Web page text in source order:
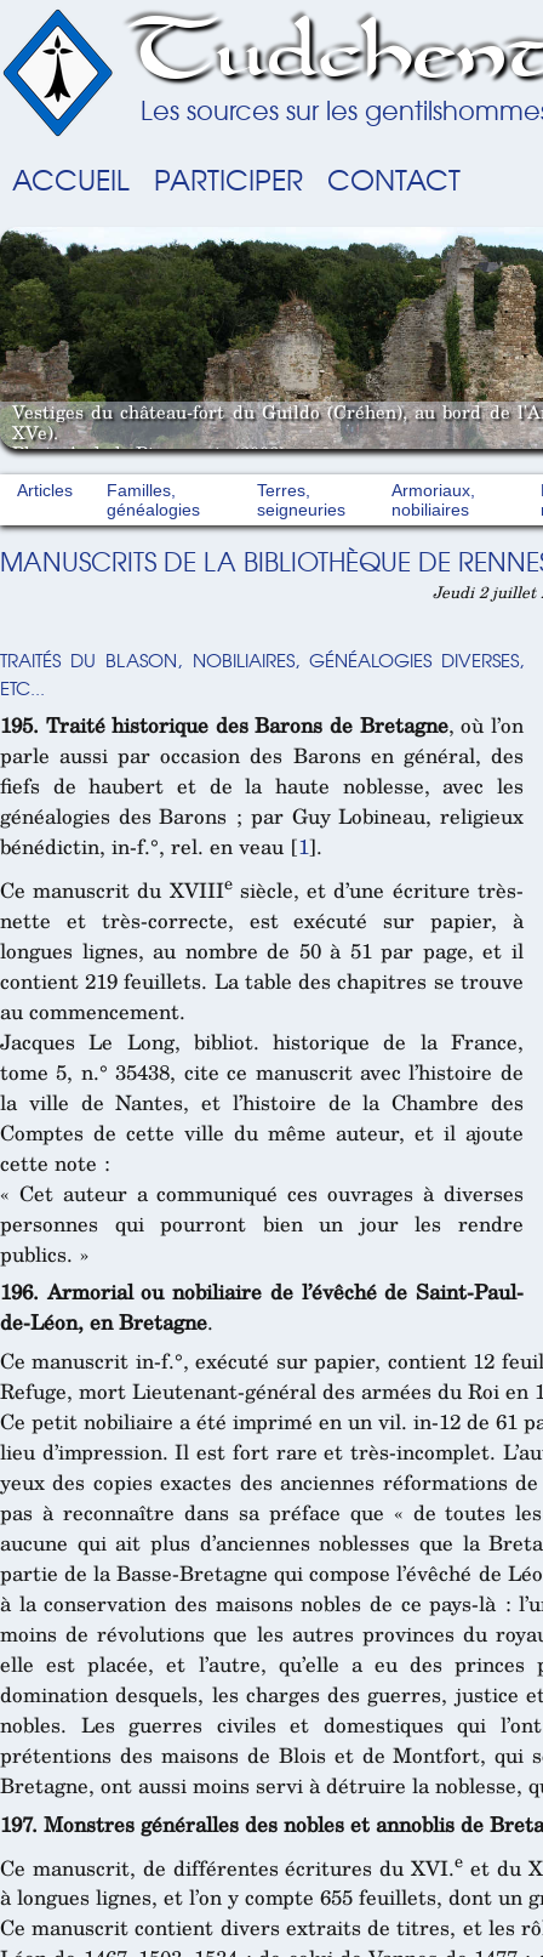
Les sources sur les
ACCUEIL PARTICIPER CONTACT
Vestiges du château-fort du Guildo (Créhen), au bord de
XVe).
Photo A. de la Pinsonnais (2008).
Articles
Familles,
généalogies
Terres,
seigneuries
Armoriaux,
nobiliaires
MANUSCRITS DE LA BIBLIOTHÈQUE DE
Jeudi 2 juillet
TRAITÉS DU BLASON, NOBILIAIRES, GÉNÉALOGIES DIVERSES,
ETC...
195. Traité historique des Barons de Bretagne, où l’on
parle aussi par occasion des Barons en général, des
fiefs de haubert et de la haute noblesse, avec les
généalogies des Barons ; par Guy Lobineau, religieux
bénédictin, in-f.°, rel. en veau [1].
Ce manuscrit du XVIIIesiècle, et d’une écriture très-
nette et très-correcte, est exécuté sur papier, à
longues lignes, au nombre de 50 à 51 par page, et il
contient 219 feuillets. La table des chapitres se trouve
au commencement.
Jacques Le Long, bibliot. historique de la France,
tome 5, n.° 35438, cite ce manuscrit avec l’histoire de
la ville de Nantes, et l’histoire de la Chambre des
Comptes de cette ville du même auteur, et il ajoute
cette note :
« Cet auteur a communiqué ces ouvrages à diverses
personnes qui pourront bien un jour les rendre
publics. »
196. Armorial ou nobiliaire de l’évêché de Saint-Paul-
de-Léon, en Bretagne.
Ce manuscrit in-f.°, exécuté sur papier, contient 12
Refuge, mort Lieutenant-général des armées du Roi en
Ce petit nobiliaire a été imprimé en un vil. in-12 de 61
lieu d’impression. Il est fort rare et très-incomplet.
yeux des copies exactes des anciennes réformations
pas à reconnaître dans sa préface que « de toutes
aucune qui ait plus d’anciennes noblesses que la
partie de la Basse-Bretagne qui compose l’évêché de
à la conservation des maisons nobles de ce pays-là :
moins de révolutions que les autres provinces du
elle est placée, et l’autre, qu’elle a eu des princes
domination desquels, les charges des guerres, justice
nobles. Les guerres civiles et domestiques qui
prétentions des maisons de Blois et de Montfort, qui
Bretagne, ont aussi moins servi à détruire la noblesse,
197. Monstres généralles des nobles et annoblis de
Ce manuscrit, de différentes écritures du XVI.e et du
à longues lignes, et l’on y compte 655 feuillets, dont un
Ce manuscrit contient divers extraits de titres, et les